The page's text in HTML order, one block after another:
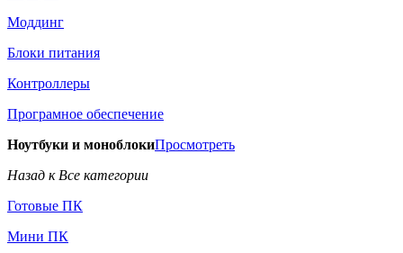
Моддинг
Блоки питания
Контроллеры
Програмное обеспечение
Ноутбуки и моноблокиПросмотреть
Назад к Все категории
Готовые ПК
Мини ПК